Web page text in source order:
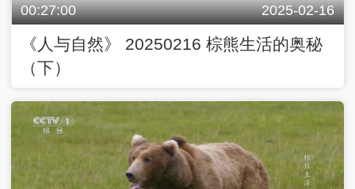
00:27:00 2025-02-16
《人与自然》 20250216 棕熊生活的奥秘
（下）